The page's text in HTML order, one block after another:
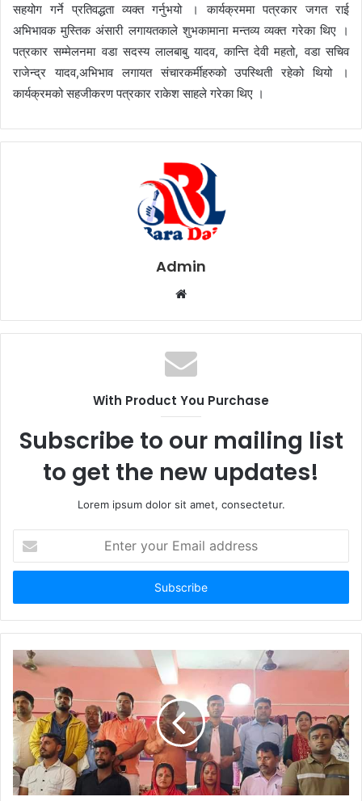
सहयोग गर्ने प्रतिवद्धता व्यक्त गर्नुभयो । कार्यक्रममा पत्रकार जगत राई
अभिभावक मुस्तिक अंसारी लगायतकाले शुभकामाना मन्तव्य व्यक्त गरेका थिए ।
पत्रकार सम्मेलनमा वडा सदस्य लालबाबु यादव, कान्ति देवी महतो, वडा सचिव
राजेन्द्र यादव,अभिभाव लगायत संचारकर्मीहरुको उपस्थिती रहेको थियो ।
कार्यक्रमको सहजीकरण पत्रकार राकेश साहले गरेका थिए ।
Admin
b
s
i
e
With Product You Purchase
Subscribe to our mailing list
to get the new updates!
Lorem ipsum dolor sit amet, consectetur.
t
r
y
u
E
m
a
i
l
a
d